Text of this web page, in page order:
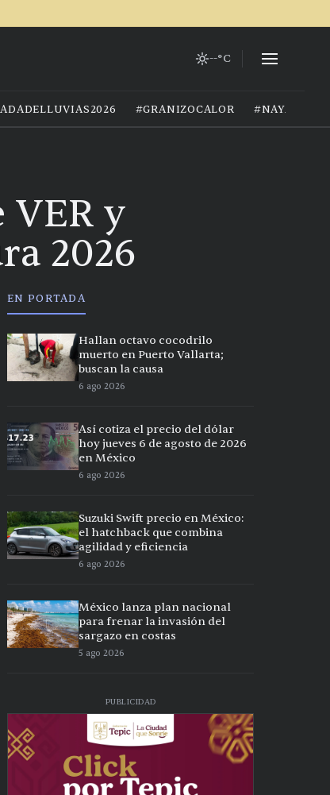
--°C
#GRANIZOCALOR #NAYARIT
y
2026
EN PORTADA
Hallan octavo cocodrilo
muerto en Puerto Vallarta;
buscan la causa
6 ago 2026
Así cotiza el precio del dólar
hoy jueves 6 de agosto de 2026
en México
6 ago 2026
Suzuki Swift precio en México:
el hatchback que combina
agilidad y eficiencia
6 ago 2026
México lanza plan nacional
para frenar la invasión del
sargazo en costas
5 ago 2026
PUBLICIDAD